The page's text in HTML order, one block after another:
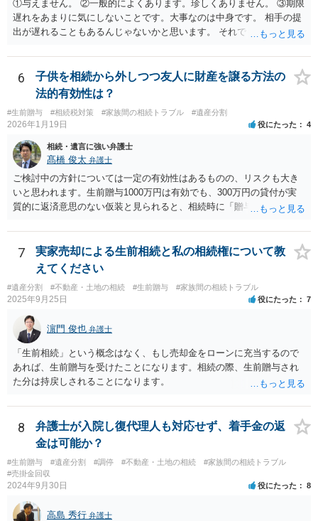
①与えません。 ②一般的によくあります。珍しくありません。 ③期限
遅れをあまりに気にしないことです。大事なのは中身です。 相手の提
出が遅れることもあるんじゃないかと思います。 それでもあなた有利
6
子供を相続から外しつつ友人に財産を譲る方法の
法的有効性は？
#生前贈与 #相続税対策 #家族間の相続トラブル #遺産分割
2026年1月19日 役にたった 4
相続・遺言に強い弁護士
髙橋 俊太 弁護士
ご検討中の方針については一定の有効性はあるものの、リスクも大き
いと思われます。生前贈与1000万円は有効でも、300万円の貸付が実
質的に返済意思のない仮装と見られると、相続時に「贈与」と評価さ
法として考えられるものとしては、 ①信託（家族信託・目的信託） 財
産を信託口に移し、受託者（信頼できる友人や専門職）に管理させ、
・生存中はあなたの生活費・介護費に優先充当 ・残余を友人や慈善団
体へ と使途を厳格に指定。相続ではなく信託帰属になるため、子の関
与を大きく排除できます。 ②遺言＋生命保険の組合せ 生活資金は手元
に残し、余剰資金で受取人を友人・団体にした保険を活用。保険金は
相続財産とは別枠で、遺留分対策にも有効と思われます。 ③負担付死
因贈与 「介護・見守り等を条件に、死亡時に財産を渡す」契約。条件
不履行なら無効にでき、老後の安心を担保できます。 ④ 寄附予約＋解
除条件 慈善団体への寄附を予約しつつ、資金不足時は解除できる条項
を設定。 などがあり得るかと思われます。
7
実家売却による生前相続と私の相続権について教
えてください
#遺産分割 #不動産・土地の相続 #生前贈与 #家族間の相続トラブル
2025年9月25日 役にたった 7
濵門 俊也 弁護士
「生前相続」という概念はなく、もし売却金をローンに充当するので
あれば、生前贈与を受けたことになります。相続の際、生前贈与され
た分は持戻しされることになります。
8
弁護士が入院し復代理人も対応せず、着手金の返
金は可能か？
#生前贈与 #遺産分割 #調停 #不動産・土地の相続
#家族間の相続トラブル
#売掛金回収
2024年9月30日 役にたった 8
高島 秀行 弁護士